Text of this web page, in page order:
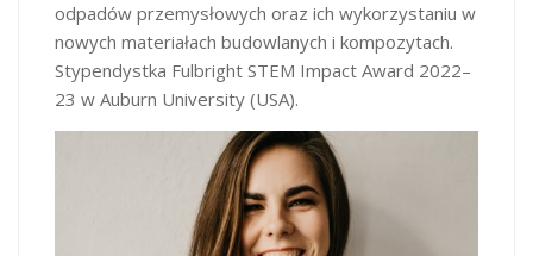
odpadów przemysłowych oraz ich wykorzystaniu w
nowych materiałach budowlanych i kompozytach.
Stypendystka Fulbright STEM Impact Award 2022–
23 w Auburn University (USA).